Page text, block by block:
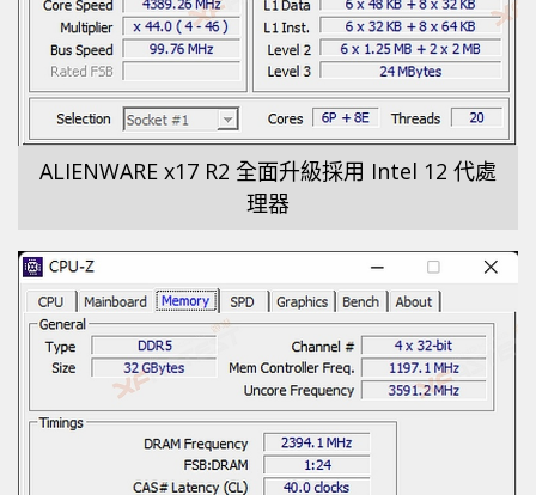
ALIENWARE x17 R2 全面升級採用 Intel 12 代處
理器